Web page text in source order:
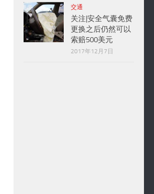
交通
关注|安全气囊免费
更换之后仍然可以
索赔500美元
2017年12月7日